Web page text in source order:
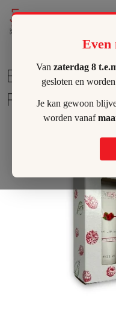
Beauty
Repair
Even
Van zaterdag 8
gesloten en
Je kan gewoon
worden vanaf